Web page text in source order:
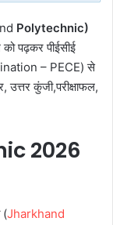
Polytechnic)
पढ़कर पीईसीई
– PECE) से
कुंजी,परीक्षाफल,
2026
(Jharkhand